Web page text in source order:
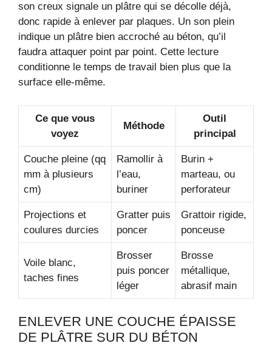
son creux signale un plâtre qui se décolle déjà,
donc rapide à enlever par plaques. Un son plein
indique un plâtre bien accroché au béton, qu’il
faudra attaquer point par point. Cette lecture
conditionne le temps de travail bien plus que la
surface elle-même.
Ce que vous
voyez
Méthode
Outil
principal
Couche pleine (qq
mm à plusieurs
cm)
Ramollir à
l’eau,
buriner
Burin +
marteau, ou
perforateur
Projections et
coulures durcies
Gratter puis
poncer
Grattoir rigide,
ponceuse
Voile blanc,
taches fines
Brosser
puis poncer
léger
Brosse
métallique,
abrasif main
ENLEVER UNE COUCHE ÉPAISSE
DE PLÂTRE SUR DU BÉTON